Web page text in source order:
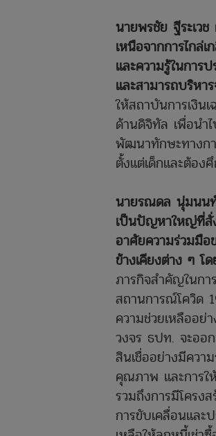
นายพรชัย ฐีระเว
เหนือจากการไกล่
และความรู้ในการ
และสามารถบริหา
ให้สถาบันการเงิน
ด้านดิจิทัล เพื่อนำ
พัฒนาทักษะทางกา
ตั้งแต่เด็กและต้อง
นายรณดล นุ่มนนท์
เป็นปัญหาใหญ่ที่สั่ง
อาศัยความร่วมมื
ข้างเคียงต่าง ๆ โ
ภารกิจสำคัญในก
สถานการณ์โควิด
ความช่วยเหลืออย่
วงจร ธปท. จะออ
สินเชื่ออย่างมีคว
คุณภาพ และการใ
รวมถึงการมีโครง
การขับเคลื่อนและ